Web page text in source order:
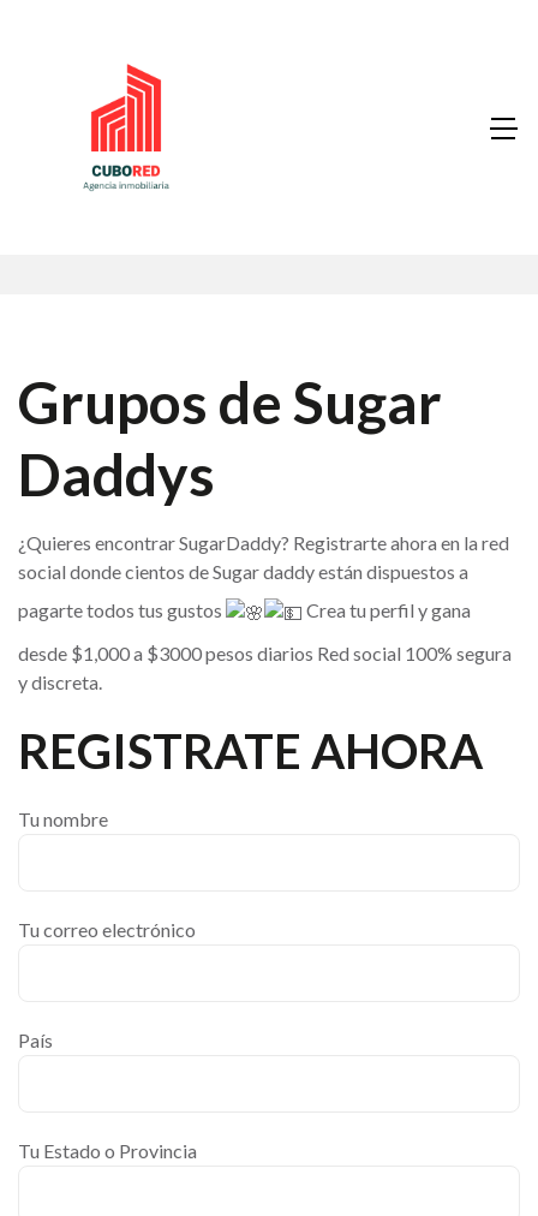
Grupos de Sugar
Daddys
¿Quieres encontrar SugarDaddy? Registrarte ahora en la red
social donde cientos de Sugar daddy están dispuestos a
pagarte todos tus gustos
Crea tu perfil y gana
desde $1,000 a $3000 pesos diarios Red social 100% segura
y discreta.
REGISTRATE AHORA
Tu nombre
Tu correo electrónico
País
Tu Estado o Provincia